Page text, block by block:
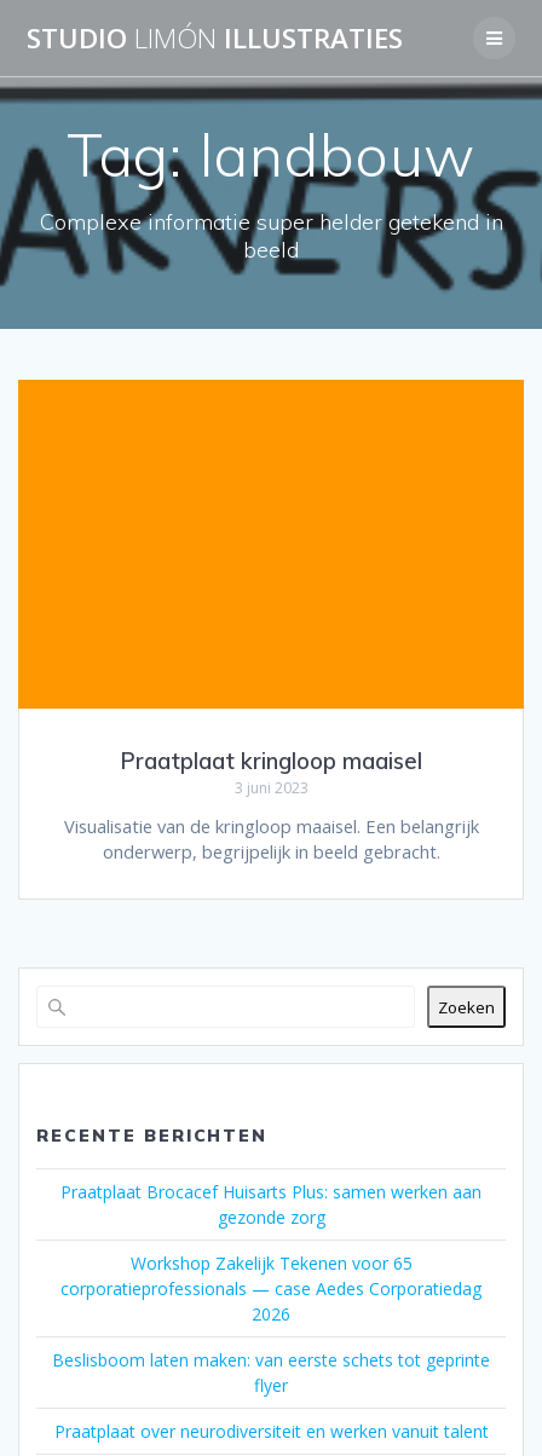
to
STUDIO LIMÓN ILLUSTRATIES
Tag:landbouw
Complexe informatie super helder getekend in
beeld
Praatplaat kringloop maaisel
3 juni 2023
Visualisatie van de kringloop maaisel. Een belangrijk
onderwerp, begrijpelijk in beeld gebracht.
Zoeken
RECENTE BERICHTEN
Praatplaat Brocacef Huisarts Plus: samen werken aan
gezonde zorg
Workshop Zakelijk Tekenen voor 65
corporatieprofessionals — case Aedes Corporatiedag
2026
Beslisboom laten maken: van eerste schets tot geprinte
flyer
Praatplaat over neurodiversiteit en werken vanuit talent